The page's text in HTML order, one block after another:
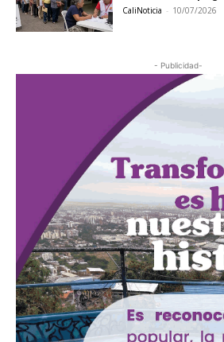
CaliNoticia - 10/07/2026
- Publicidad-